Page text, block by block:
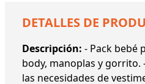
DETALLES DE
Descripción: - Pack bebé
body, manoplas y
las necesidades de